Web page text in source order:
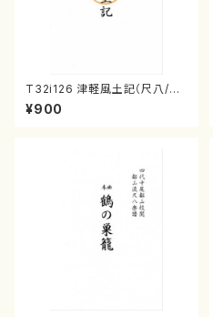
T32i126 津軽風土記（尺八/野
村峰山/尺八/都山式譜）都山流
公刊楽譜曲番:575
¥900